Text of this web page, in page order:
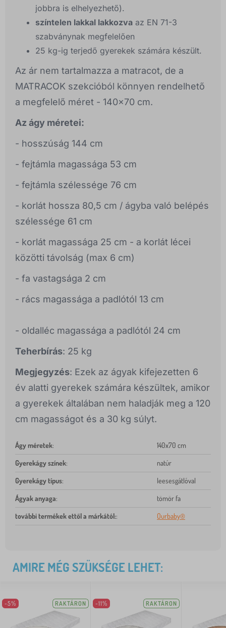
jobbra is elhelyezhető).
színtelen lakkal lakkozva az EN 71-3
szabványnak megfelelően
25 kg-ig terjedő gyerekek számára készült.
Az ár nem tartalmazza a matracot, de a
MATRACOK szekcióból könnyen rendelhető
a megfelelő méret - 140x70 cm.
Az ágy méretei:
- hosszúság 144 cm
- fejtámla magassága 53 cm
- fejtámla szélessége 76 cm
- korlát hossza 80,5 cm / ágyba való belépés
szélessége 61 cm
- korlát magassága 25 cm - a korlát lécei
közötti távolság (max 6 cm)
- fa vastagsága 2 cm
- rács magassága a padlótól 13 cm
- oldalléc magassága a padlótól 24 cm
Teherbírás: 25 kg
Megjegyzés: Ezek az ágyak kifejezetten 6
év alatti gyerekek számára készültek, amikor
a gyerekek általában nem haladják meg a 120
cm magasságot és a 30 kg súlyt.
Ágy méretek: 140x70 cm
Gyerekágy színek: natúr
Gyerekágy típus: leesesgátlóval
Ágyak anyaga: tömör fa
további termékek ettől a márkától:: Ourbaby®
AMIRE MÉG SZÜKSÉGE LEHET:
-5% RAKTÁRON -11% RAKTÁRON